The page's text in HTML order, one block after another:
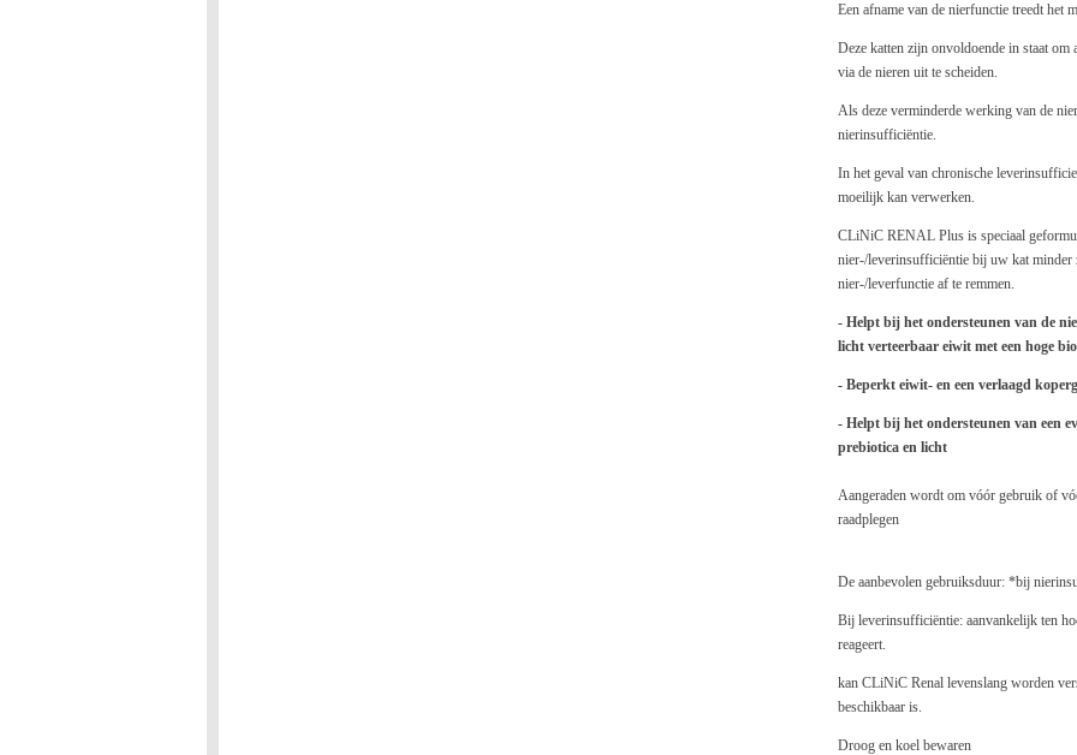
Een afname van de nierfunctie treedt het
Deze katten zijn onvoldoende in staat
via de nieren uit te scheiden.
Als deze verminderde werking van de
nierinsufficiëntie.
In het geval van chronische
moeilijk kan verwerken.
CLiNiC RENAL Plus is speciaal
nier-/leverinsufficiëntie bij uw kat minder
nier-/leverfunctie af te remmen.
- Helpt bij het ondersteunen van de
licht verteerbaar eiwit met een hoge
- Beperkt eiwit- en een verlaagd
- Helpt bij het ondersteunen van een
prebiotica en licht
Aangeraden wordt om vóór gebruik of
raadplegen
De aanbevolen gebruiksduur: *bij
Bij leverinsufficiëntie: aanvankelijk ten
reageert.
kan CLiNiC Renal levenslang worden
beschikbaar is.
Droog en koel bewaren